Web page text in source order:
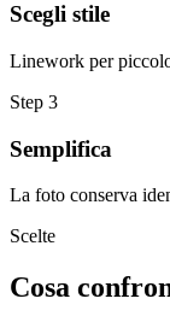
Scegli stile
Linework per
Step 3
Semplifica
La foto conserva
Scelte
Cosa